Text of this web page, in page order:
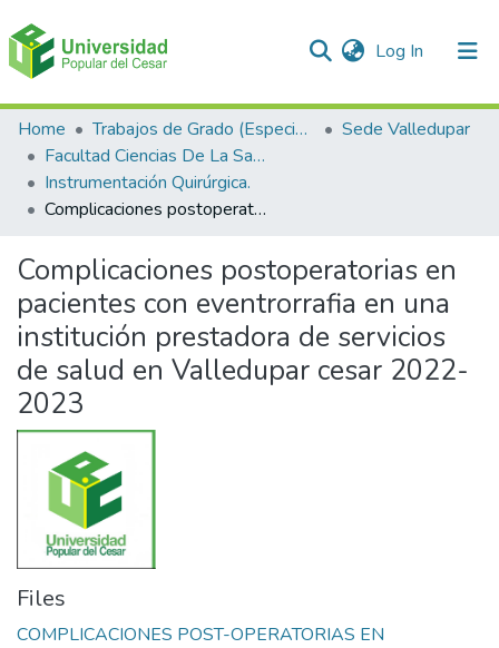
Log In (current)
Communities & Collections
All of DSpace
Statistics
Home Trabajos de Grado (Especializaciones y Pregrados)
Sede Valledupar
Facultad Ciencias De La Salud.
Instrumentación Quirúrgica.
Complicaciones postoperatorias en pacientes con eventrorrafia en una institución prestadora de servicios de salud en Valledupar cesar 2022-2023
Complicaciones postoperatorias en
pacientes con eventrorrafia en una
institución prestadora de servicios
de salud en Valledupar cesar 2022-
2023
Files
COMPLICACIONES POST-OPERATORIAS EN